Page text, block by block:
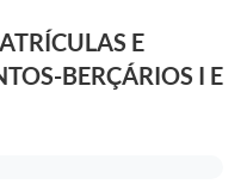
E
BERÇÁRIOS I E